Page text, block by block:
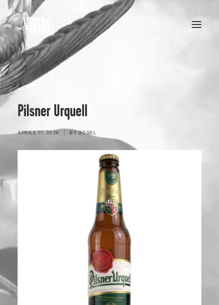
HOME
MENU
Pilsner Urquell
APRILE 17, 2026 BYGOSRL